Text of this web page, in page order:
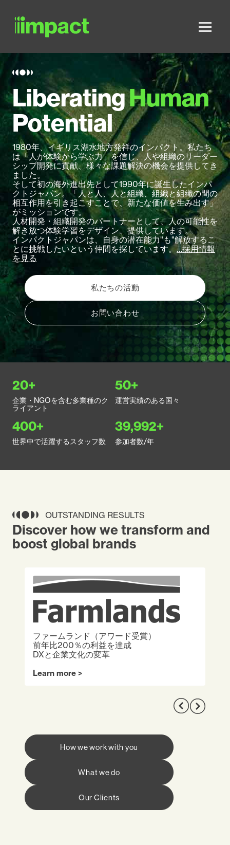
LiberatingHuman
Potential
1980年、イギリス湖水地方発祥のインパクト。私たち
は「人が体験から学ぶ力」を信じ、人や組織のリーダー
シップ開発に貢献、様々な課題解決の機会を提供してき
ました。
そして初の海外進出先として1990年に誕生したインパ
クトジャパン。「人と人、人と組織、組織と組織の間の
相互作用を引き起こすことで、新たな価値を生み出す」
がミッションです。
人材開発・組織開発のパートナーとして、人の可能性を
解き放つ体験学習をデザイン、提供しています。
インパクトジャパンは、自身の潜在能力"も"解放するこ
とに挑戦したいという仲間を探しています。…採用情報
を見る
私たちの活動
お問い合わせ
20+
企業・NGOを含む多業種のク
ライアント
50+
運営実績のある国々
400+
世界中で活躍するスタッフ数
39,999+
参加者数/年
OUTSTANDING RESULTS
Discover how we transform and
boost global brands
How we work with you
What we do
Our Clients
ファームランド（アワード受賞）
前年比200％の利益を達成
DXと企業文化の変革
Learn more